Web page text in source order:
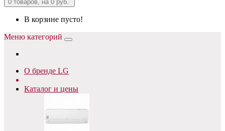
0 товаров, на 0 руб.
В корзине пусто!
Меню категорий
О бренде LG
Каталог и цены